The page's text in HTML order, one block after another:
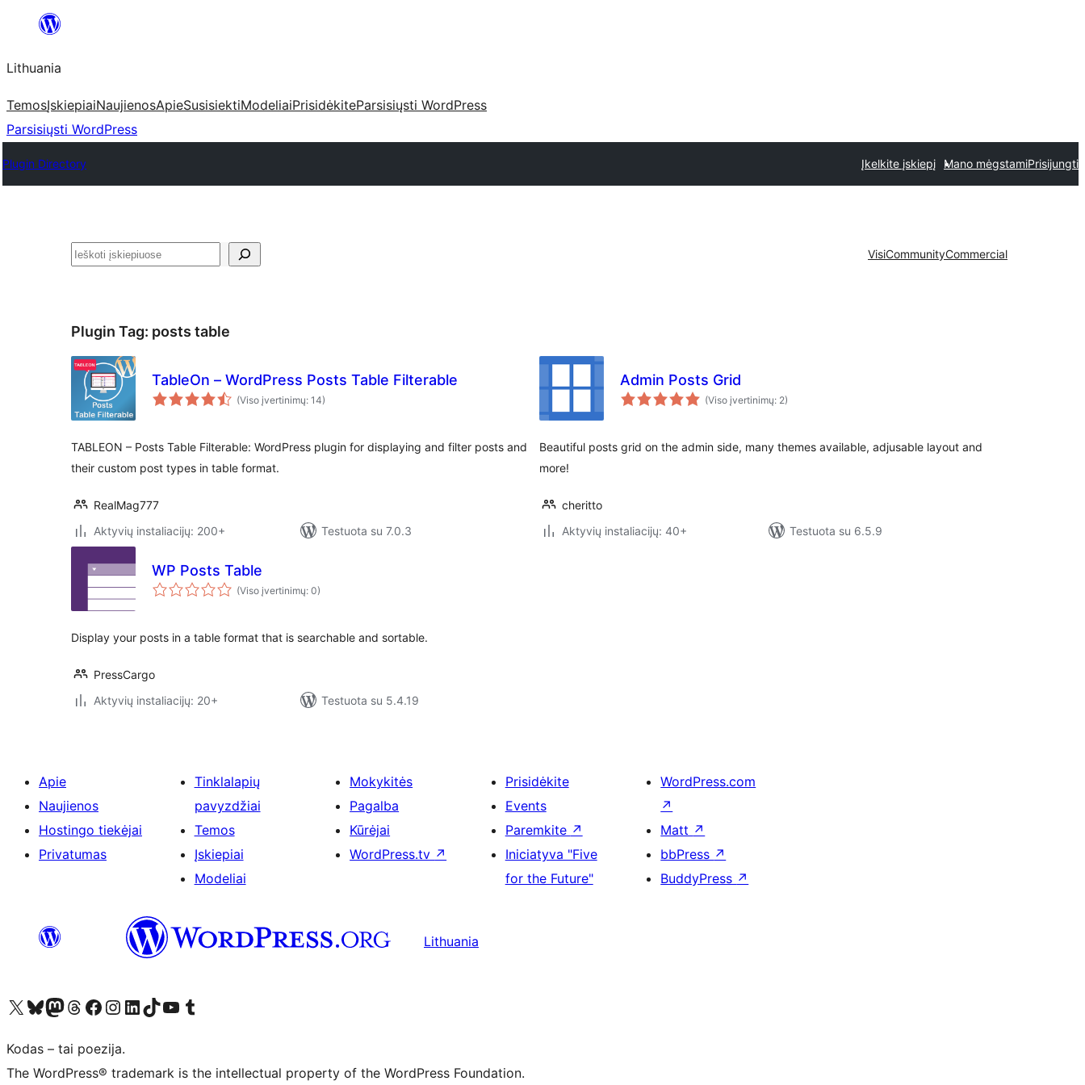
turinio
Lithuania
TemosĮskiepiaiNaujienosApieSusisiektiModeliaiPrisidėkiteParsisiųsti WordPress
Parsisiųsti WordPress
Plugin Directory Įkelkite įskiepį Mano mėgstamiPrisijungti
Paieška VisiCommunityCommercial
Plugin Tag: posts table
TableOn – WordPress Posts Table Filterable
(Viso įvertinimų: 14)
TABLEON – Posts Table Filterable: WordPress plugin for displaying and filter posts and
their custom post types in table format.
RealMag777
Aktyvių instaliacijų: 200+
Testuota su 7.0.3
Admin Posts Grid
(Viso įvertinimų: 2)
Beautiful posts grid on the admin side, many themes available, adjusable layout and
more!
cheritto
Aktyvių instaliacijų: 40+
Testuota su 6.5.9
WP Posts Table
(Viso įvertinimų: 0)
Display your posts in a table format that is searchable and sortable.
PressCargo
Aktyvių instaliacijų: 20+
Testuota su 5.4.19
Apie
Naujienos
Hostingo tiekėjai
Privatumas
Tinklalapių
pavyzdžiai
Temos
Įskiepiai
Modeliai
Mokykitės
Pagalba
Kūrėjai
WordPress.tv ↗
Prisidėkite
Events
Paremkite ↗
Iniciatyva "Five
for the Future"
WordPress.com
↗
Matt ↗
bbPress ↗
BuddyPress ↗
Lithuania
Visit our X (formerly Twitter) account
Apsilankykite mūsų Bluesky paskyroje
Visit our Mastodon account
Apsilankykite mūsų Threads paskyroje
Visit our Facebook page
Visit our Instagram account
Visit our LinkedIn account
Apsilankykite mūsų TikTok paskyroje
Visit our YouTube channel
Apsilankykite mūsų Tumblr paskyroje
Kodas – tai poezija.
The WordPress® trademark is the intellectual property of the WordPress Foundation.